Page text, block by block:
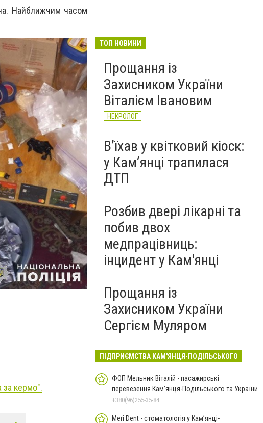
Найближчим часом
за кермо".
ТОП НОВИНИ
Прощання із
Захисником України
Віталієм Івановим
НЕКРОЛОГ
Вʼїхав у квітковий кіоск:
у Камʼянці трапилася
ДТП
Розбив двері лікарні та
побив двох
медпрацівниць:
інцидент у Кам'янці
Прощання із
Захисником України
Сергієм Муляром
ПІДПРИЄМСТВА КАМ'ЯНЦЯ-ПОДІЛЬСЬКОГО
ФОП Мельник Віталій - пасажирські
перевезення Кам’янця-Подільського та України
+380(96)255-35-84
Meri Dent - стоматологія у Кам’янці-